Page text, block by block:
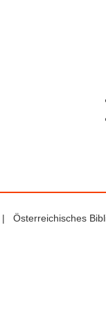
Österreichisches